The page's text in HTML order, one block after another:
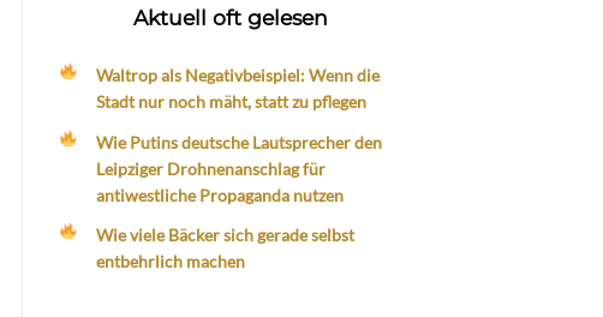
Aktuell oft gelesen
Waltrop als Negativbeispiel: Wenn die
Stadt nur noch mäht, statt zu pflegen
Wie Putins deutsche Lautsprecher den
Leipziger Drohnenanschlag für
antiwestliche Propaganda nutzen
Wie viele Bäcker sich gerade selbst
entbehrlich machen